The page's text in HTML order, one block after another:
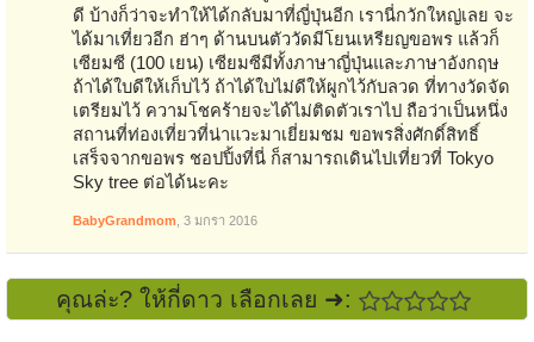
ดี บ้างก็ว่าจะทำให้ได้กลับมาที่ญี่ปุ่นอีก เรานี่กวักใหญ่เลย จะ
ได้มาเที่ยวอีก ฮ่าๆ ด้านบนตัววัดมีโยนเหรียญขอพร แล้วก็
เซียมซี (100 เยน) เซียมซีมีทั้งภาษาญี่ปุ่นและภาษาอังกฤษ
ถ้าได้ใบดีให้เก็บไว้ ถ้าได้ใบไม่ดีให้ผูกไว้กับลวด ที่ทางวัดจัด
เตรียมไว้ ความโชคร้ายจะได้ไม่ติดตัวเราไป ถือว่าเป็นหนึ่ง
สถานที่ท่องเที่ยวที่น่าแวะมาเยี่ยมชม ขอพรสิ่งศักดิ์สิทธิ์
เสร็จจากขอพร ชอปปิ้งที่นี่ ก็สามารถเดินไปเที่ยวที่ Tokyo
Sky tree ต่อได้นะคะ
BabyGrandmom 3 มกรา 2016
คุณล่ะ? ให้กี่ดาว เลือกเลย ➜: